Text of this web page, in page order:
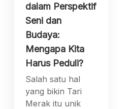
dalam Perspektif
Seni dan
Budaya:
Mengapa Kita
Harus Peduli?
Salah satu hal
yang bikin Tari
Merak itu unik